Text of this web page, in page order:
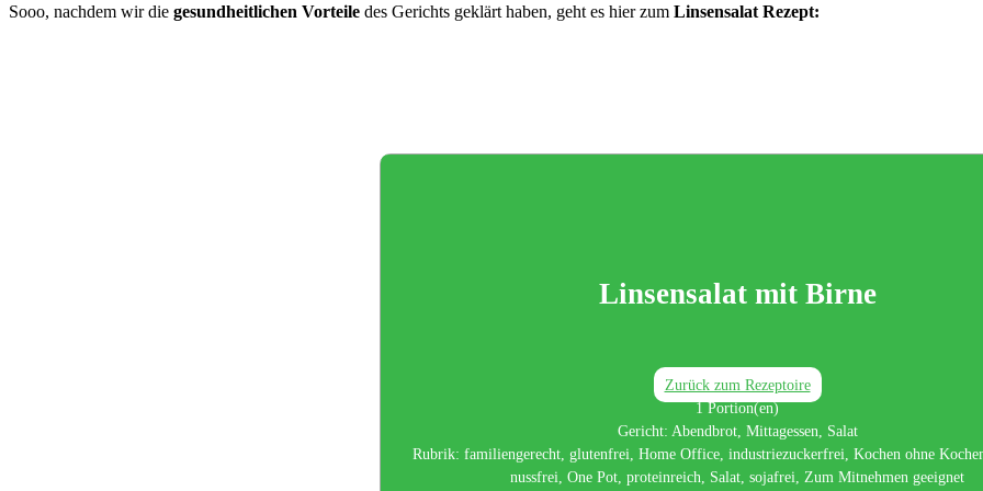
Sooo, nachdem wir die gesundheitlichen Vorteile des Gerichts geklärt haben, geht es hier zum Linsensalat Rezept:
Linsensalat mit Birne
Zurück zum Rezeptoire
1 Portion(en)
Gericht: Abendbrot, Mittagessen, Salat
Rubrik: familiengerecht, glutenfrei, Home Office, industriezuckerfrei, Kochen ohne
nussfrei, One Pot, proteinreich, Salat, sojafrei, Zum Mitnehmen geeignet